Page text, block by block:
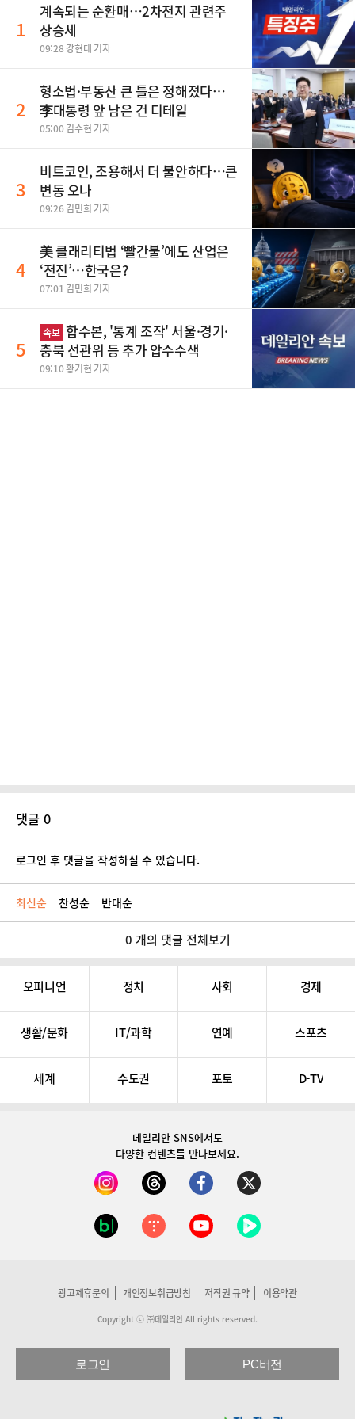
1
계속되는 순환매…2차전지 관련주
상승세
09:28 강현태 기자
2
형소법·부동산 큰 틀은 정해졌다…
李대통령 앞 남은 건 디테일
05:00 김수현 기자
3
비트코인, 조용해서 더 불안하다…큰
변동 오나
09:26 김민희 기자
4
美 클래리티법 ‘빨간불’에도 산업은
‘전진’…한국은?
07:01 김민희 기자
5
속보 합수본, '통계 조작' 서울·경기·
충북 선관위 등 추가 압수수색
09:10 황기현 기자
댓글 0
로그인 후 댓글을 작성하실 수 있습니다.
최신순 찬성순 반대순
0 개의 댓글 전체보기
오피니언 정치 사회 경제
생활/문화 IT/과학 연예 스포츠
세계 수도권 포토 D-TV
데일리안 SNS에서도
다양한 컨텐츠를 만나보세요.
광고제휴문의 개인정보취급방침 저작권 규약 이용약관
Copyright ⓒ ㈜데일리안 All rights reserved.
로그인 PC버전